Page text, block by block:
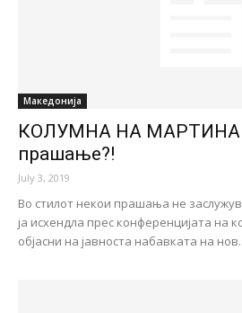
Македонија
КОЛУМНА НА МАРТИНА
прашање?!
July 3, 2019
Во стилот некои прашања не
ја исхендла прес конференцијата на
објасни на јавноста набавката на